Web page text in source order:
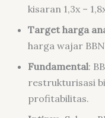
kisaran 1,3x –
Target harga
harga wajar
Fundamental:
restrukturisasi
profitabilitas.